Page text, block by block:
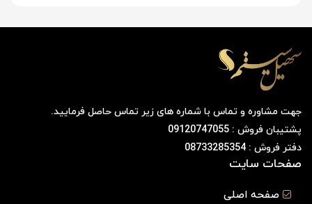
جهت مشاوره و تماس با شماره های زیر تماس حاصل فرمایید.
پشتیبان فروش : 09120747055
دفتر فروش : 08733285354
صفحات سایت
صفحه اصلی